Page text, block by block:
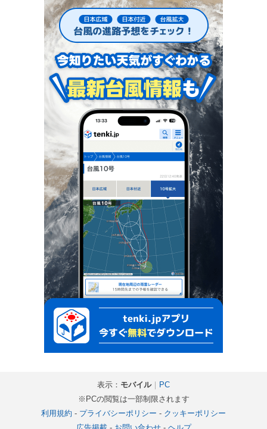
表示： モバイル｜ PC
※PCの閲覧は一部制限されます
利用規約 - プライバシーポリシー - クッキーポリシー